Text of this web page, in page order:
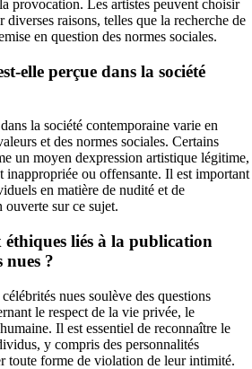
provocation. Les artistes peuvent choisir
raisons, telles que la recherche de
en question des normes sociales.
elle perçue dans la société
la société contemporaine varie en
et des normes sociales. Certains
un moyen dexpression artistique légitime,
inappropriée ou offensante. Il est important
en matière de nudité et de
sur ce sujet.
éthiques liés à la publication
nues ?
nues soulève des questions
le respect de la vie privée, le
Il est essentiel de reconnaître le
y compris des personnalités
toute forme de violation de leur intimité.